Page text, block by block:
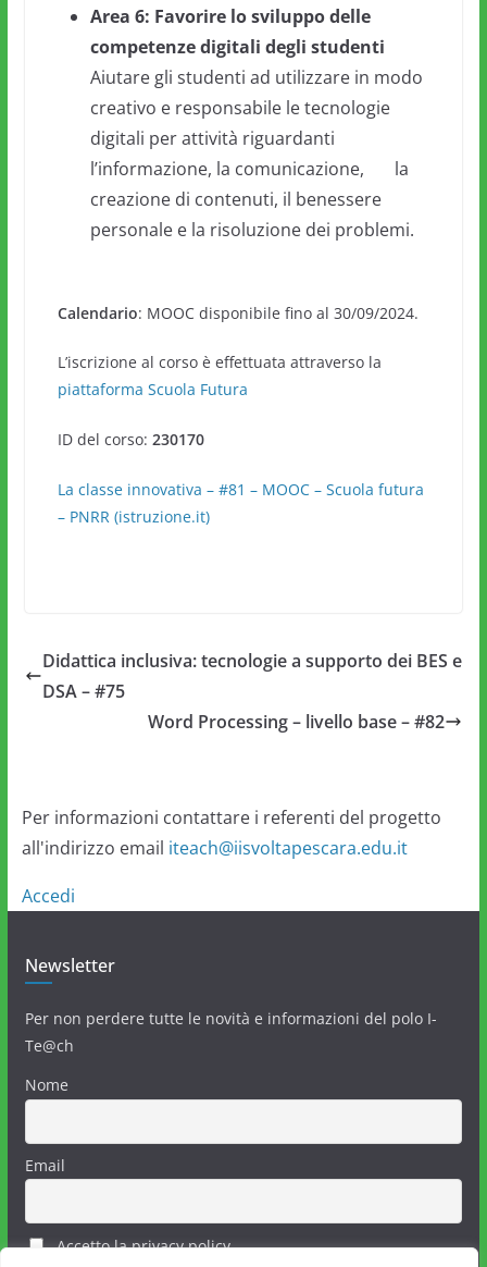
Area 6: Favorire lo sviluppo delle
competenze digitali degli studenti
Aiutare gli studenti ad utilizzare in modo
creativo e responsabile le tecnologie
digitali per attività riguardanti
l’informazione, la comunicazione, la
creazione di contenuti, il benessere
personale e la risoluzione dei problemi.
Calendario: MOOC disponibile fino al 30/09/2024.
L’iscrizione al corso è effettuata attraverso la
piattaforma Scuola Futura
ID del corso: 230170
La classe innovativa – #81 – MOOC – Scuola futura
– PNRR (istruzione.it)
Didattica inclusiva: tecnologie a supporto dei BES e
DSA – #75
Word Processing – livello base – #82
Per informazioni contattare i referenti del progetto
all'indirizzo email iteach@iisvoltapescara.edu.it
Accedi
Newsletter
Per non perdere tutte le novità e informazioni del polo I-
Te@ch
Nome
Email
Accetto la privacy policy